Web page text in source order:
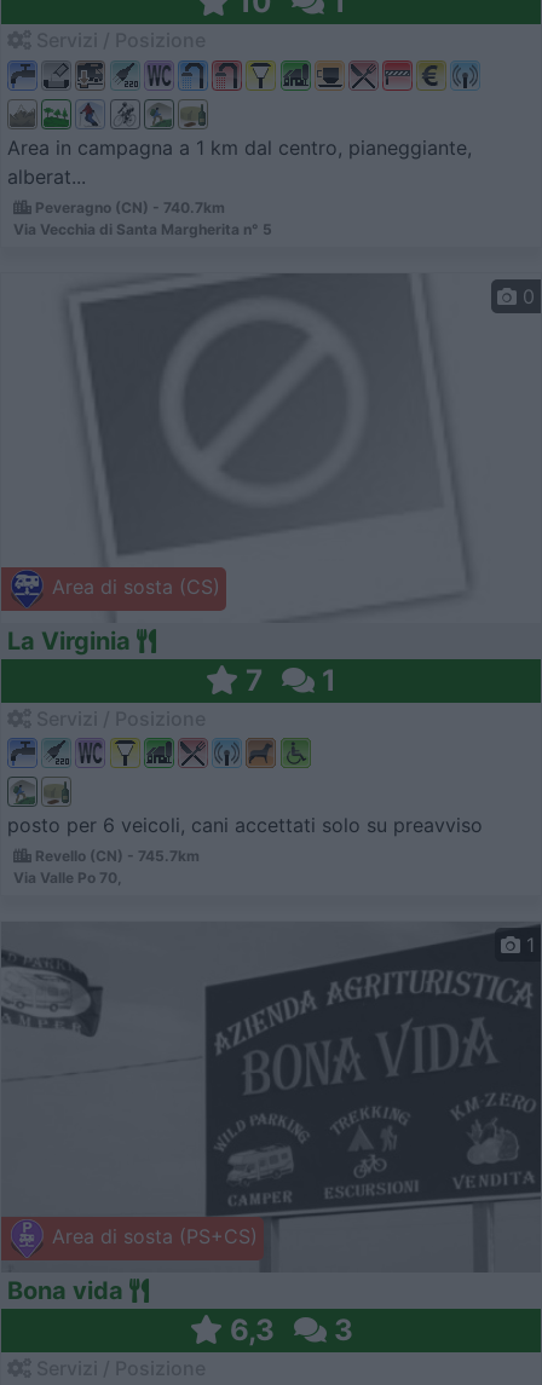
Area in campagna a 1 km dal centro, pianeggiante,
alberat...
Peveragno (CN) - 740.7km
Via Vecchia di Santa Margherita n° 5
Area di sosta (CS)
0
La Virginia
7 1
posto per 6 veicoli, cani accettati solo su preavviso
Revello (CN) - 745.7km
Via Valle Po 70,
Area di sosta (PS+CS)
1
Bona vida
6,3 3